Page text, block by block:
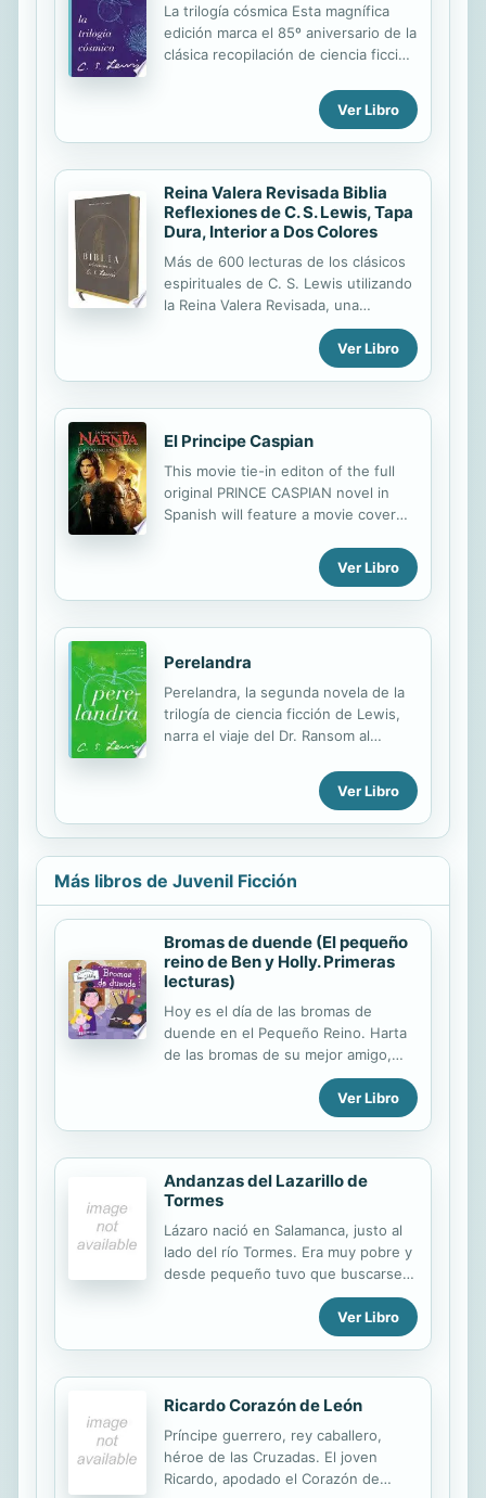
La trilogía cósmica Esta magnífica
edición marca el 85º aniversario de la
clásica recopilación de ciencia ficción
viajes del Dr. Ransom en Marte,
Venus y la Tierra. Con un prólogo
exclusivo de cartas recopiladas de
escribir el primer volumen y en quien
se basó en gran medida el personaje
principal de Ransom, La trilogía
fantasía que demuestra la poderosa
imaginación de C. S. Lewis. La trilogía
cósmica incluye: Más allá del planeta
silencioso El Dr. Ransom, un
Ver Libro
Reina Valera Revisada Biblia
Reflexiones de C. S. Lewis, Tapa
Dura, Interior a Dos Colores
Más de 600 lecturas de los clásicos
espirituales de C. S. Lewis utilizando
la Reina Valera Revisada, una
traducción reconocida por su énfasis
de brindar un castellano moderno y
cuidar los textos originales, sirviendo
en la liturgia y en el ámbito
académico.
Ver Libro
El Principe Caspian
This movie tie-in editon of the full
original PRINCE CASPIAN novel in
Spanish will feature a movie cover
Ver Libro
Perelandra
Perelandra, la segunda novela de la
trilogía de ciencia ficción de Lewis,
narra el viaje del Dr. Ransom al
Venus, que resulta ser un hermoso
mundo parecido al Edén. Se
horroriza al descubrir que su viejo
enemigo, el Dr. Weston, también ha
una vez más. Mientras el cuerpo del
loco Weston es tomado por las
fuerzas del mal, Ransom emprende
una lucha desesperada para salvar la
inocencia de Perelandra. Perelandra
Perelandra, the second novel in
Lewis's science fiction trilogy, tells
of Dr. Ransom's voyage to the
paradise...
Ver Libro
Más libros de Juvenil Ficción
Bromas de duende (El pequeño
reino de Ben y Holly. Primeras
lecturas)
Hoy es el día de las bromas de
duende en el Pequeño Reino. Harta
de las bromas de su mejor amigo,
Holly le lanza un hechizo a Ben. Pero
al final deberá aprender a tener
mejor sentido del humor. Y quizá
tipo de dispositivos electrónicos.
Ver Libro
Andanzas del Lazarillo de
Tormes
Lázaro nació en Salamanca, justo al
lado del río Tormes. Era muy pobre y
desde pequeño tuvo que buscarse la
vida por sí mismo. No vivió en un
mundo feliz: pero era listo e
ingenioso y se arreglaba para salir
fue escrito para los mayores; sin
embargo, hay en él muchas cosas
que pueden interesar a los niños,
porque un niño es su protagonista.
Ese es el motivo por el cual Cocha
López Narváez os hablará de él. Con
Ver Libro
Ricardo Corazón de León
Príncipe guerrero, rey caballero,
héroe de las Cruzadas. El joven
Ricardo, apodado el Corazón de